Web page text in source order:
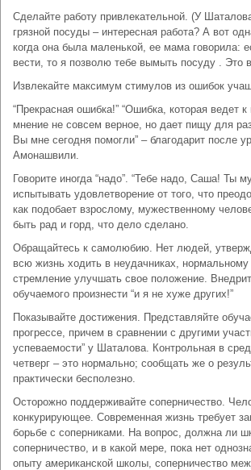
Сделайте работу привлекательной. (У
грязной посуды – интересная работа? А вот
когда она была маленькой, ее мама говорила:
вести, то я позволю тебе вымыть посуду . Это
Извлекайте максимум стимулов из ошибок
“Прекрасная ошибка!” “Ошибка, которая ведет к
мнение не совсем верное, но дает пищу для
Вы мне сегодня помогли” – благодарит после
Амонашвили.
Говорите иногда “надо”. “Тебе надо, Саша! Ты
испытывать удовлетворение от того, что
как подобает взрослому, мужественному
быть рад и горд, что дело сделано.
Обращайтесь к самолюбию. Нет людей,
всю жизнь ходить в неудачниках, нормальному
стремление улучшать свое положение.
обучаемого произнести “и я не хуже других!”
Показывайте достижения. Представляйте
прогрессе, причем в сравнении с другими
успеваемости” у Шаталова. Контрольная в
четверг – это нормально; сообщать же о
практически бесполезно.
Осторожно поддерживайте соперничество.
конкурирующее. Современная жизнь требует
борьбе с соперниками. На вопрос, должна ли
соперничество, и в какой мере, пока нет
опыту американской школы, соперничество